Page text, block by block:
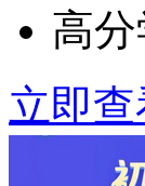
高
立即